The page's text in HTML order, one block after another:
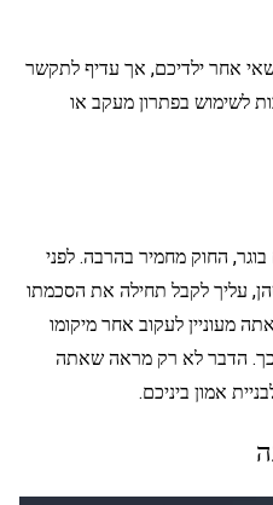
אחר ילדיכם, אך עדיף לתקשר
לשימוש בפתרון מעקב או
החוק מחמיר בהרבה. לפני
עליך לקבל תחילה את הסכמתו
מעוניין לעקוב אחר מיקומו
הדבר לא רק מראה שאתה
אמון ביניכם.